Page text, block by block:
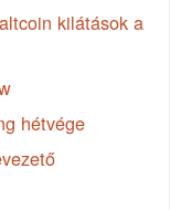
kilátások a
hétvége